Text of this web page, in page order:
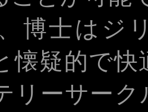
博士はジ
懐疑的で
リーサー